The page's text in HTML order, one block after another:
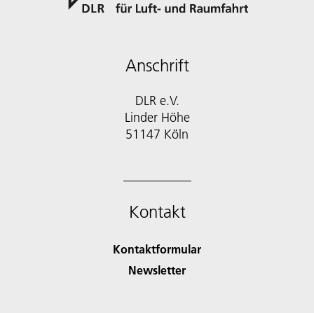
Anschrift
DLR e.V.
Linder Höhe
51147 Köln
Kontakt
Kontaktformular
Newsletter